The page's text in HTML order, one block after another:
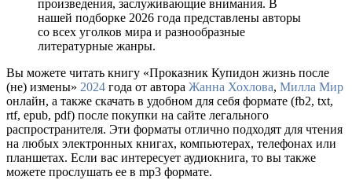
произведения, заслуживающие внимания. В
нашей подборке 2026 года представлены авторы
со всех уголков мира и разнообразные
литературные жанры.
Вы можете читать книгу «Проказник Купидон жизнь после
(не) измены» 2024 года от автора Жанна Хохлова, Милла Мир
онлайн, а также скачать в удобном для себя формате (fb2, txt,
rtf, epub, pdf) после покупки на сайте легального
распространителя. Эти форматы отлично подходят для чтения
на любых электронных книгах, компьютерах, телефонах или
планшетах. Если вас интересует аудиокнига, то вы также
можете прослушать ее в mp3 формате.